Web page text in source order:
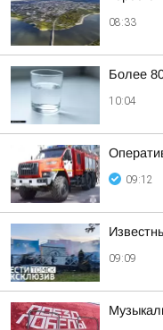
08:33
Более
10:04
09:12
09:09